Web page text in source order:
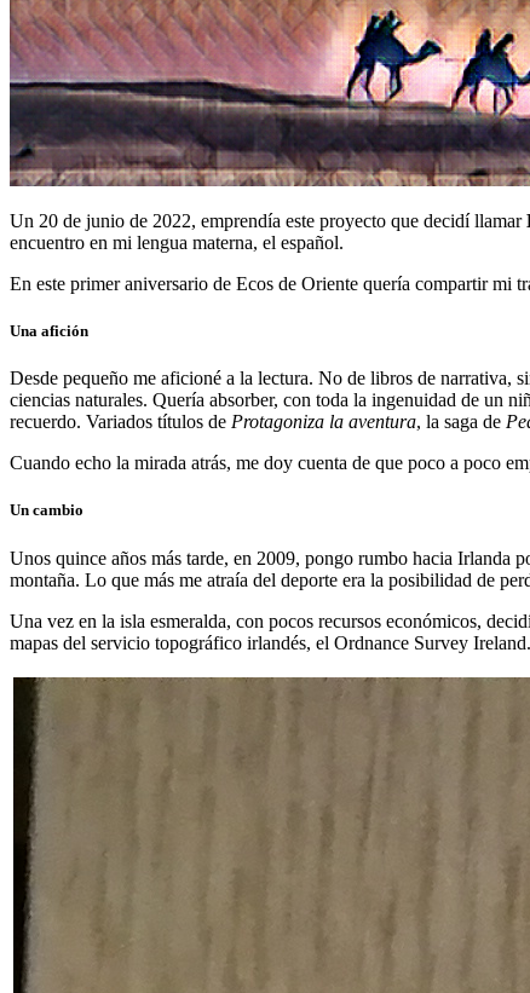
Un 20 de junio de 2022, emprendía este proyecto que decidí llamar
encuentro en mi lengua materna, el español.
En este primer aniversario de Ecos de Oriente quería compartir mi
Una afición
Desde pequeño me aficioné a la lectura. No de libros de narrativa,
ciencias naturales. Quería absorber, con toda la ingenuidad de un
recuerdo. Variados títulos de Protagoniza la aventura, la saga de
Cuando echo la mirada atrás, me doy cuenta de que poco a poco
Un cambio
Unos quince años más tarde, en 2009, pongo rumbo hacia Irlanda
montaña. Lo que más me atraía del deporte era la posibilidad de
Una vez en la isla esmeralda, con pocos recursos económicos,
mapas del servicio topográfico irlandés, el Ordnance Survey